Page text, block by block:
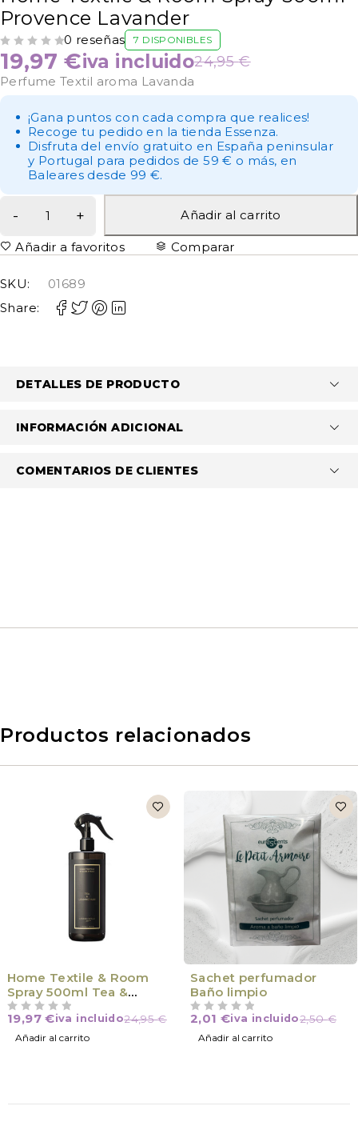
Provence Lavander
0 reseñas 7 DISPONIBLES
24,95€
19,97€iva incluido
Perfume Textil aroma Lavanda
¡Gana puntos con cada compra que realices!
Recoge tu pedido en la tienda Essenza.
Disfruta del envío gratuito en España peninsular
y Portugal para pedidos de 59 € o más, en
Baleares desde 99 €.
Añadir al carrito
Añadir a favoritos Comparar
SKU:
01689
Share:
DETALLES DE PRODUCTO
INFORMACIÓN ADICIONAL
COMENTARIOS DE CLIENTES
Productos relacionados
Home Textile & Room
Spray 500ml Tea &
Lemongrass
24,95€
19,97€iva incluido
Añadir al carrito
Sachet perfumador
Baño limpio
2,50€
2,01 €iva incluido
Añadir al carrito